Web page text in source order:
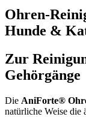
Ohren-
Hunde &
Zur
Gehörgänge
Die AniForte®
natürliche Weise die